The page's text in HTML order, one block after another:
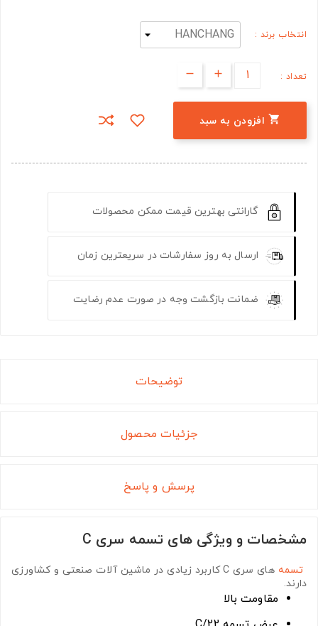
انتخاب برند :
تعداد :
 افزودن به سبد
گارانتی بهترین قیمت ممکن محصولات
ارسال به روز سفارشات در سریعترین زمان
ضمانت بازگشت وجه در صورت عدم رضایت
توضیحات
جزئیات محصول
پرسش و پاسخ
مشخصات و ویژگی های تسمه سری C
تسمه های سری C
کاربرد زیادی در ماشین آلات صنعتی و کشاورزی
دارند.
مقاومت بالا